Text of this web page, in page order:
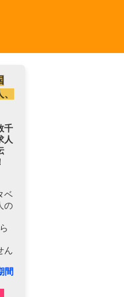
千
人
ベ
の
ん
間